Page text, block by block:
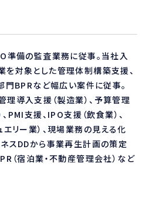
備の監査業務に従事。当社入
を対象とした管理体制構築支援、
門BPRなど幅広い案件に従事。
理導入支援（製造業）、予算管理
PMI支援、IPO支援（飲食業）、
リー業）、現場業務の見える化
ネスDDから事業再生計画の策定
（宿泊業・不動産管理会社）など